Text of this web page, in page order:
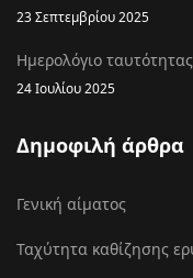
23 Σεπτεμβρίου 2025
Ημερολόγιο
24 Ιουλίου 2025
Δημοφιλή άρθρα
Γενική αίματος
Ταχύτητα καθίζησης